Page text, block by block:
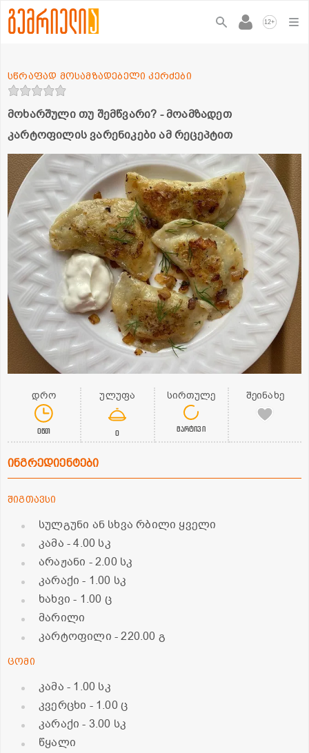
12+
მოხარშული თუ შემწვარი? - მოამზადეთ
კარტოფილის ვარენიკები ამ რეცეპტით
სწრაფად მოსამზადებელი კერძები
დრო
0წთ
ულუფა
0
სირთულე
მარტივი
შეინახე
ინგრედიენტები
შიგთავსი
სულგუნი ან სხვა რბილი ყველი
კამა - 4.00 სკ
არაჟანი - 2.00 სკ
კარაქი- 1.00 სკ
ხახვი- 1.00 ც
მარილი
კარტოფილი - 220.00 გ
ცომი
კამა - 1.00 სკ
კვერცხი - 1.00 ც
კარაქი- 3.00 სკ
წყალი